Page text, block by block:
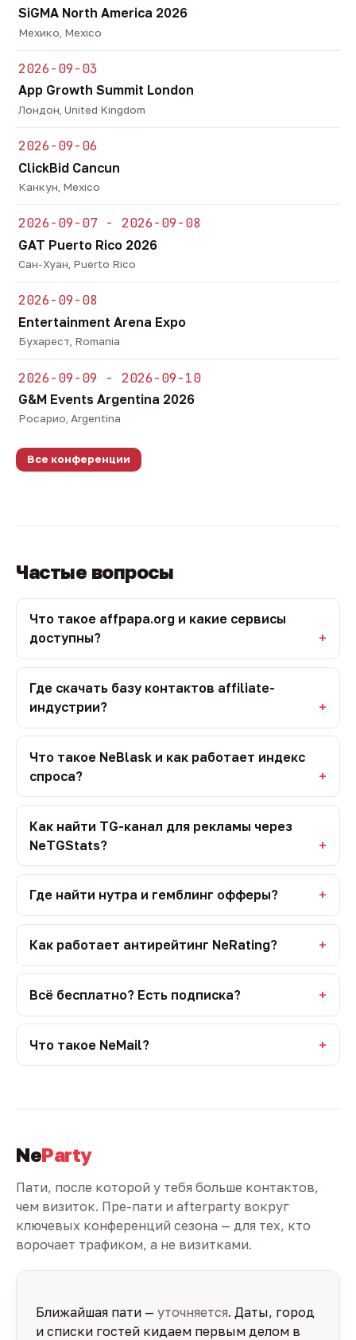
SiGMA North America 2026
Мехико, Mexico
2026-09-03
App Growth Summit London
Лондон, United Kingdom
2026-09-06
ClickBid Cancun
Канкун, Mexico
2026-09-07 - 2026-09-08
GAT Puerto Rico 2026
Сан-Хуан, Puerto Rico
2026-09-08
Entertainment Arena Expo
Бухарест, Romania
2026-09-09 - 2026-09-10
G&M Events Argentina 2026
Росарио, Argentina
Все конференции
Частые вопросы
Что такое affpapa.org и какие сервисы
доступны?
Где скачать базу контактов affiliate-
индустрии?
Что такое NeBlask и как работает индекс
спроса?
Как найти TG-канал для рекламы через
NeTGStats?
Где найти нутра и гемблинг офферы?
Как работает антирейтинг NeRating?
Всё бесплатно? Есть подписка?
Что такое NeMail?
NeParty
Пати, после которой у тебя больше контактов,
чем визиток. Пре-пати и afterparty вокруг
ключевых конференций сезона — для тех, кто
ворочает трафиком, а не визитками.
Ближайшая пати — уточняется. Даты, город
и списки гостей кидаем первым делом в